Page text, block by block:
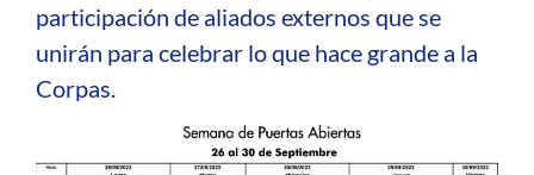
participación de aliados externos que se
unirán para celebrar lo que hace grande a la
Corpas.